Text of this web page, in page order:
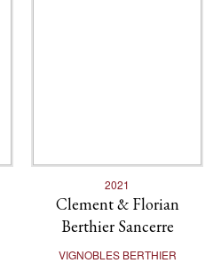
2021
Clement & Florian
Berthier Sancerre
VIGNOBLES BERTHIER